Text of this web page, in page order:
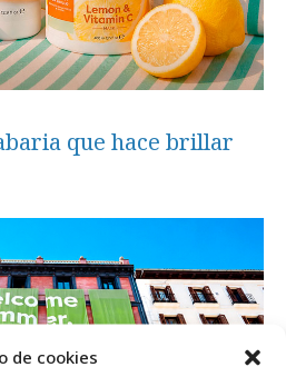
de cookies
que hace brillar